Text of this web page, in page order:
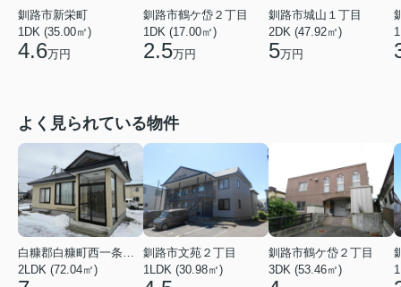
釧路市新栄町
1DK (35.00㎡)
4.6万円
釧路市鶴ケ岱２丁目
1DK (17.00㎡)
2.5万円
釧路市城山１丁目
2DK (47.92㎡)
5万円
よく見られている物件
2LDK (72.04㎡)
釧路市文苑２丁目
1LDK (30.98㎡)
釧路市鶴ケ岱２丁目
3DK (53.46㎡)